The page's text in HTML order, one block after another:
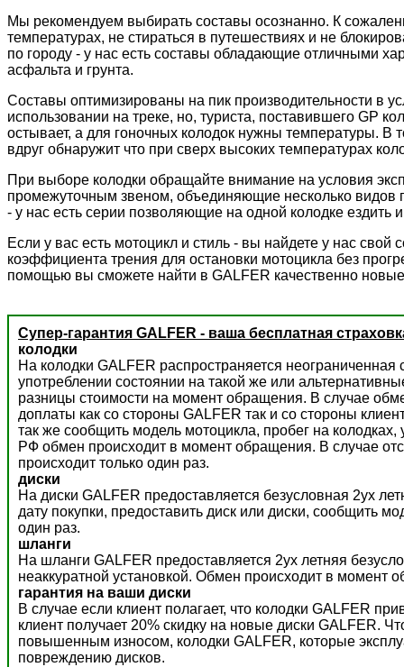
Мы рекомендуем выбирать составы осознанно. К
температурах, не стираться в путешествиях и не
по городу - у нас есть составы обладающие отличными
асфальта и грунта.
Составы оптимизированы на пик производительности в
использовании на треке, но, туриста, поставившего GP
остывает, а для гоночных колодок нужны температуры. В
вдруг обнаружит что при сверх высоких температурах
При выборе колодки обращайте внимание на условия
промежуточным звеном, объединяющие несколько видов
- у нас есть серии позволяющие на одной колодке ездить
Если у вас есть мотоцикл и стиль - вы найдете у нас
коэффициента трения для остановки мотоцикла без
помощью вы сможете найти в GALFER качественно
Супер-гарантия GALFER - ваша бесплатная
колодки
На колодки GALFER распространяется
употреблении состоянии на такой же или
разницы стоимости на момент обращения. В случае
доплаты как со стороны GALFER так и со стороны
так же сообщить модель мотоцикла, пробег на
РФ обмен происходит в момент обращения. В случае
происходит только один раз.
диски
На диски GALFER предоставляется безусловная 2ух
дату покупки, предоставить диск или диски, сообщить
один раз.
шланги
На шланги GALFER предоставляется 2ух летняя
неаккуратной установкой. Обмен происходит в момент
гарантия на ваши диски
В случае если клиент полагает, что колодки GALFER
клиент получает 20% скидку на новые диски GALFER.
повышенным износом, колодки GALFER, которые
повреждению дисков.